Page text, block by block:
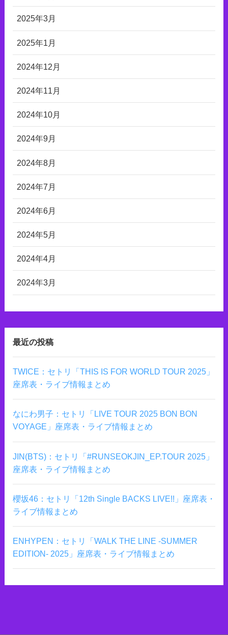
2025年3月
2025年1月
2024年12月
2024年11月
2024年10月
2024年9月
2024年8月
2024年7月
2024年6月
2024年5月
2024年4月
2024年3月
最近の投稿
TWICE：セトリ「THIS IS FOR WORLD TOUR 2025」
座席表・ライブ情報まとめ
なにわ男子：セトリ「LIVE TOUR 2025 BON BON
VOYAGE」座席表・ライブ情報まとめ
JIN(BTS)：セトリ「#RUNSEOKJIN_EP.TOUR 2025」
座席表・ライブ情報まとめ
櫻坂46：セトリ「12th Single BACKS LIVE!!」座席表・
ライブ情報まとめ
ENHYPEN：セトリ「WALK THE LINE -SUMMER
EDITION- 2025」座席表・ライブ情報まとめ